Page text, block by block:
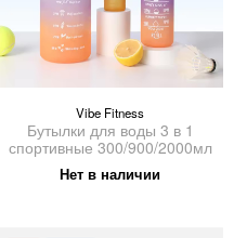
Vibe Fitness
Бутылки для воды 3 в 1
спортивные 300/900/2000мл
Нет в наличии